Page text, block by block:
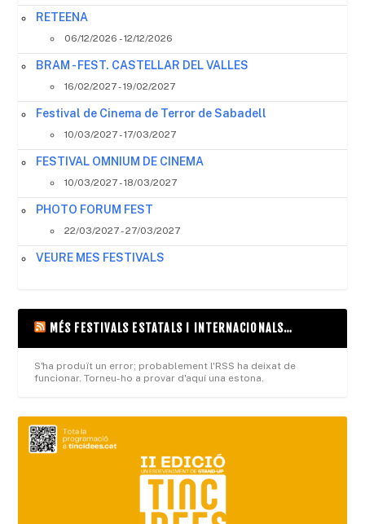
RETEENA
06/12/2026 - 12/12/2026
BRAM - FEST. CASTELLAR DEL VALLES
16/02/2027 - 19/02/2027
Festival de Cinema de Terror de Sabadell
10/03/2027 - 17/03/2027
FESTIVAL OMNIUM DE CINEMA
10/03/2027 - 18/03/2027
PHOTO FORUM FEST
22/03/2027 - 27/03/2027
VEURE MES FESTIVALS
MÉS FESTIVALS ESTATALS I INTERNACIONALS…
S'ha produït un error; probablement l'RSS ha deixat de
funcionar. Torneu-ho a provar d'aquí una estona.